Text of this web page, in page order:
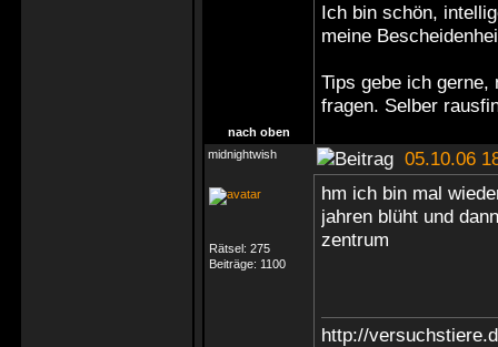
Ich bin schön,
meine
Tips gebe ich gerne,
fragen. Selber
nach oben
midnightwish
05.10.06
Rätsel: 275
Beiträge: 1100
hm ich bin mal
jahren blüht und
zentrum
http://